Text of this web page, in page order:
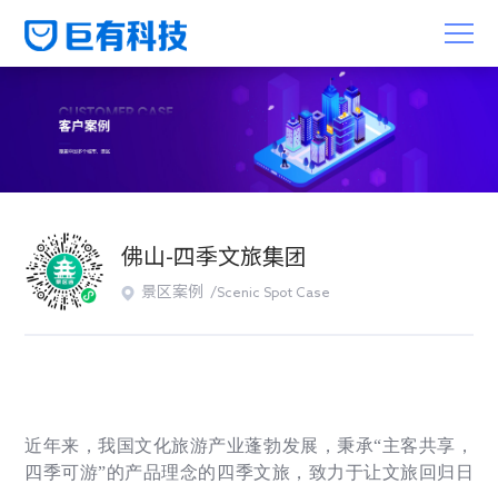
佛山-四季文旅集团
景区案例 /Scenic Spot Case
近年来，我国文化旅游产业蓬勃发展，秉承“主客共享，
四季可游”的产品理念的四季文旅，致力于让文旅回归日